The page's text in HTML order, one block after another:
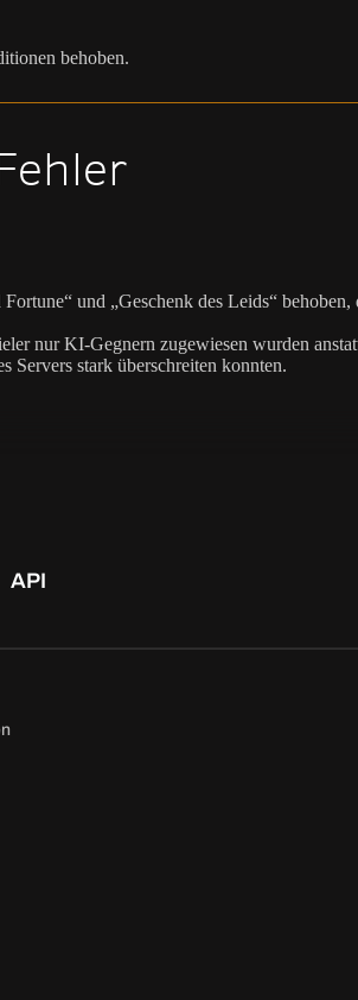
behoben.
und „Geschenk des Leids“
nur KI-Gegnern zugewiesen wurden
Servers stark überschreiten konnten.